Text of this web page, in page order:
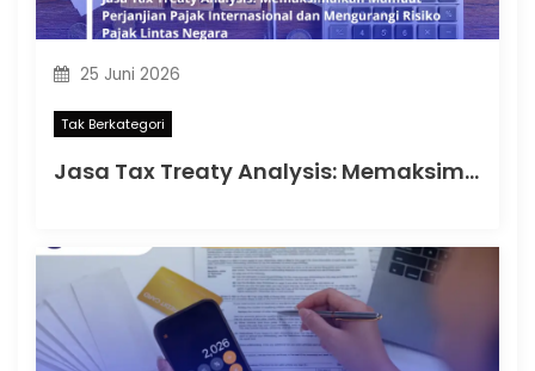
25 Juni 2026
Tak Berkategori
Jasa Tax Treaty Analysis: Memaksimalkan Manfaat Perjanjian Pajak Internasional dan Mengurangi Risiko Pajak Lintas Negara